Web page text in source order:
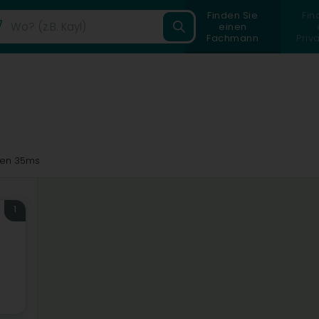
Finden Sie
einen
Fachmann
35ms
1